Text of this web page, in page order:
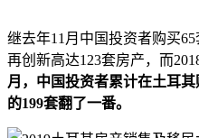
继去年11月中国投资者购买
再创新高达123套房产，而
月，中国投资者累计在土耳
的199套翻了一番。